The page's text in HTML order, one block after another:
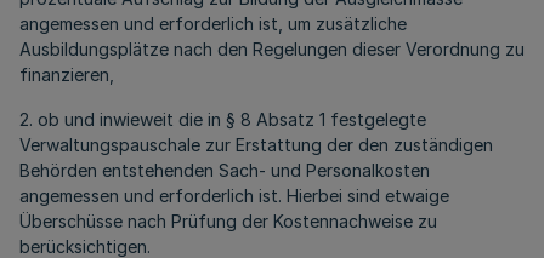
angemessen und erforderlich ist, um zusätzliche
Ausbildungsplätze nach den Regelungen dieser Verordnung zu
finanzieren,
2. ob und inwieweit die in § 8 Absatz 1 festgelegte
Verwaltungspauschale zur Erstattung der den zuständigen
Behörden entstehenden Sach- und Personalkosten
angemessen und erforderlich ist. Hierbei sind etwaige
Überschüsse nach Prüfung der Kostennachweise zu
berücksichtigen.